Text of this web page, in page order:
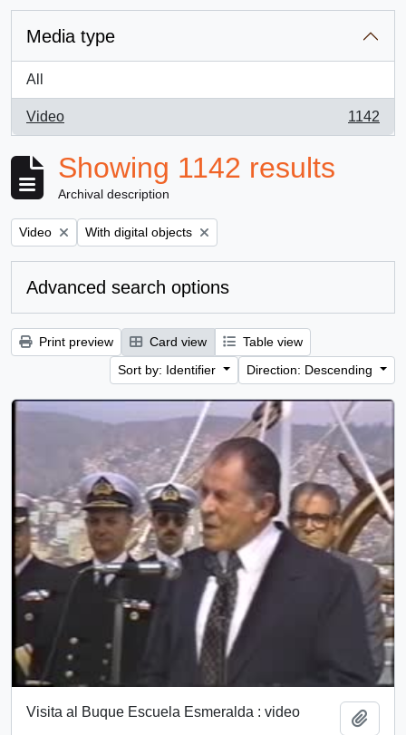
Media type
All
Video
, 1142 results
1142
Showing 1142 results
Archival description
Remove filter:
Video Remove filter:
With digital objects
Advanced search options
Print preview Card view
Table view
Sort by: Identifier
Direction: Descending
Visita al Buque Escuela Esmeralda : video